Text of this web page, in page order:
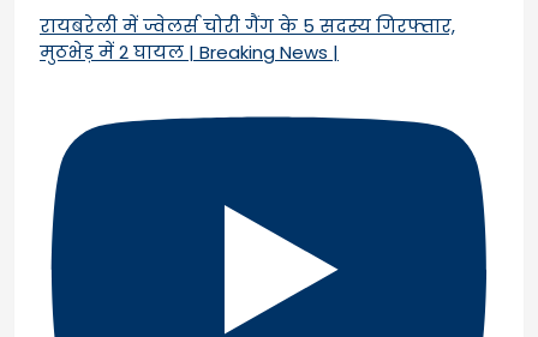
रायबरेली में ज्वेलर्स चोरी गैंग के 5 सदस्य गिरफ्तार,
मुठभेड़ में 2 घायल | Breaking News |